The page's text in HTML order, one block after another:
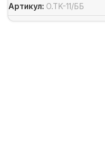
Артикул: O.TK-11/ББ